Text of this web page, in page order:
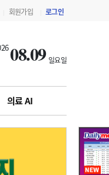
회원가입 로그인
08.09 일요일
의료 AI